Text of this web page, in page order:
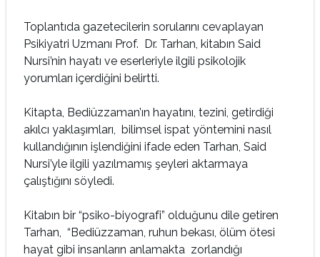
Toplantıda gazetecilerin sorularını cevaplayan
Psikiyatri Uzmanı Prof. Dr. Tarhan, kitabın Said
Nursi’nin hayatı ve eserleriyle ilgili psikolojik
yorumları içerdiğini belirtti.
Kitapta, Bediüzzaman’ın hayatını, tezini, getirdiği
akılcı yaklaşımları, bilimsel ispat yöntemini nasıl
kullandığının işlendiğini ifade eden Tarhan, Said
Nursi’yle ilgili yazılmamış şeyleri aktarmaya
çalıştığını söyledi.
Kitabın bir “psiko-biyografi” olduğunu dile getiren
Tarhan, “Bediüzzaman, ruhun bekası, ölüm ötesi
hayat gibi insanların anlamakta zorlandığı